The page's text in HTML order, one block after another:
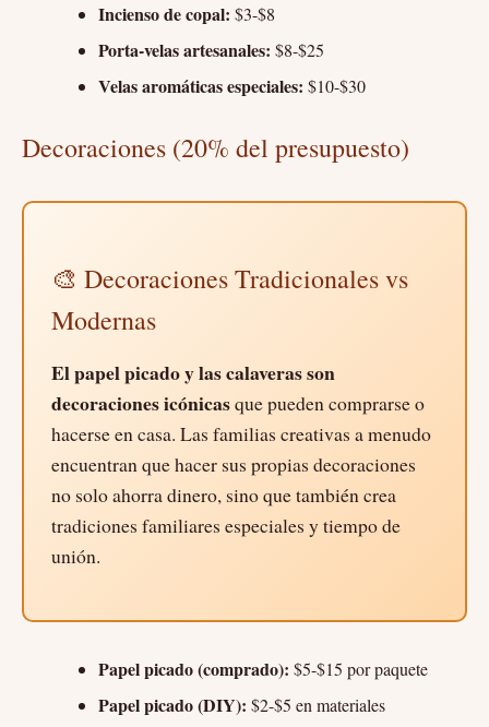
Incienso de copal: $3-$8
Porta-velas artesanales: $8-$25
Velas aromáticas especiales: $10-$30
Decoraciones (20% del presupuesto)
🎨 Decoraciones Tradicionales vs
Modernas
El papel picado y las calaveras son
decoraciones icónicasque pueden comprarse o
hacerse en casa. Las familias creativas a menudo
encuentran que hacer sus propias decoraciones
no solo ahorra dinero, sino que también crea
tradiciones familiares especiales y tiempo de
unión.
Papel picado (comprado): $5-$15 por paquete
Papel picado (DIY): $2-$5 en materiales